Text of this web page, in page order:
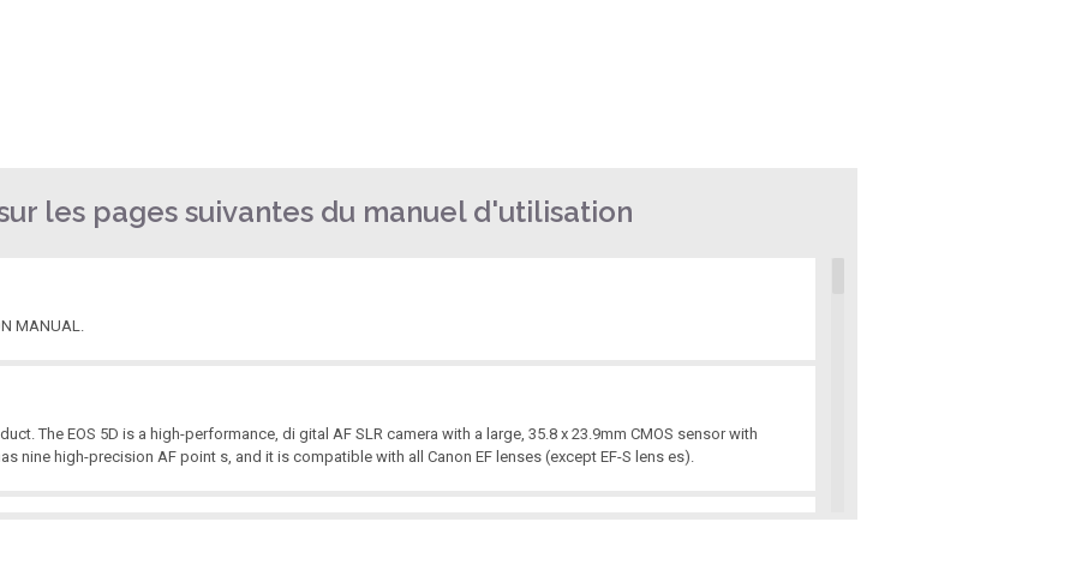
les pages suivantes du manuel d'utilisation
MANUAL.
The EOS 5D is a high-performance, di gital AF SLR camera with a large, 35.8 x 23.9mm CMOS sensor with
nine high-precision AF point s, and it is compatible with all Canon EF lenses (except EF-S lens es).